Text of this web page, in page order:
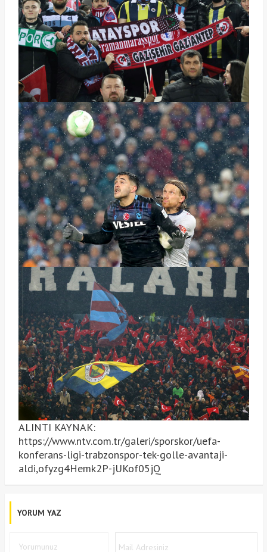
ALINTI KAYNAK:
https://www.ntv.com.tr/galeri/sporskor/uefa-
konferans-ligi-trabzonspor-tek-golle-avantaji-
aldi,ofyzg4Hemk2P-jUKof05jQ
YORUM YAZ